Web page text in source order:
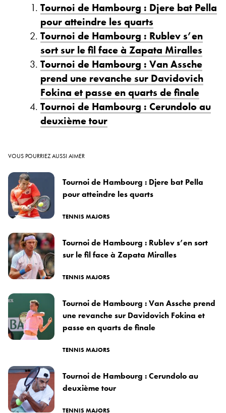
Tournoi de Hambourg : Djere bat Pella
pour atteindre les quarts
Tournoi de Hambourg : Rublev s’en
sort sur le fil face à Zapata Miralles
Tournoi de Hambourg : Van Assche
prend une revanche sur Davidovich
Fokina et passe en quarts de finale
Tournoi de Hambourg : Cerundolo au
deuxième tour
VOUS POURRIEZ AUSSI AIMER
Tournoi de Hambourg : Djere bat Pella
pour atteindre les quarts
TENNIS MAJORS
Tournoi de Hambourg : Rublev s’en sort
sur le fil face à Zapata Miralles
TENNIS MAJORS
Tournoi de Hambourg : Van Assche prend
une revanche sur Davidovich Fokina et
passe en quarts de finale
TENNIS MAJORS
Tournoi de Hambourg : Cerundolo au
deuxième tour
TENNIS MAJORS